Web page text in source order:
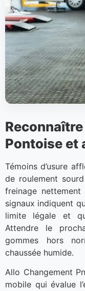
Pontoise et
Témoins d’usure
de roulement
freinage
signaux indiquent
limite légale et
Attendre le
gommes hors
chaussée humide.
Allo Changement
mobile qui évalue